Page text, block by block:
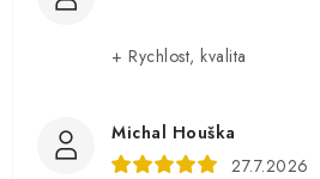
+ Rychlost, kvalita
Michal Houška
27.7.2026